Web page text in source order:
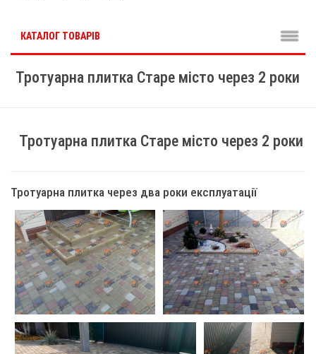
КАТАЛОГ ТОВАРІВ
Тротуарна плитка Старе місто через 2 роки
Тротуарна плитка Старе місто через 2 роки
Тротуарна плитка через два роки експлуатації
Плитка тротуарна Мегабрук через
2 роки іспольозванія